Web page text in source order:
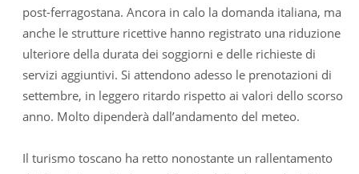
post-ferragostana. Ancora in calo la domanda italiana, ma
anche le strutture ricettive hanno registrato una riduzione
ulteriore della durata dei soggiorni e delle richieste di
servizi aggiuntivi. Si attendono adesso le prenotazioni di
settembre, in leggero ritardo rispetto ai valori dello scorso
anno. Molto dipenderà dall’andamento del meteo.
Il turismo toscano ha retto nonostante un rallentamento